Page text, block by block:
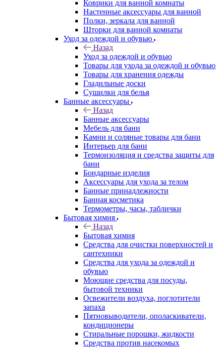
Коврики для ванной комнаты
Настенные аксессуары для ванной
Полки, зеркала для ванной
Шторки для ванной комнаты
Уход за одеждой и обувью
Назад
Уход за одеждой и обувью
Товары для ухода за одеждой и обувью
Товары для хранения одежды
Гладильные доски
Сушилки для белья
Банные аксессуары
Назад
Банные аксессуары
Мебель для бани
Камни и соляные товары для бани
Интерьер для бани
Термоизоляция и средства защиты для
бани
Бондарные изделия
Аксеcсуары для ухода за телом
Банные принадлежности
Банная косметика
Термометры, часы, таблички
Бытовая химия
Назад
Бытовая химия
Средства для очистки поверхностей и
сантехники
Средства для ухода за одеждой и
обувью
Моющие средства для посуды,
бытовой техники
Освежители воздуха, поглотители
запаха
Пятновыводители, ополаскиватели,
кондиционеры
Стиральные порошки, жидкости
Средства против насекомых